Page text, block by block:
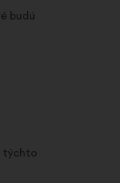
budú
týchto